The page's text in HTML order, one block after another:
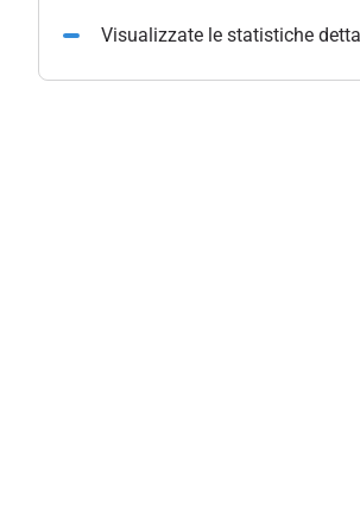
Visualizzate le statistiche